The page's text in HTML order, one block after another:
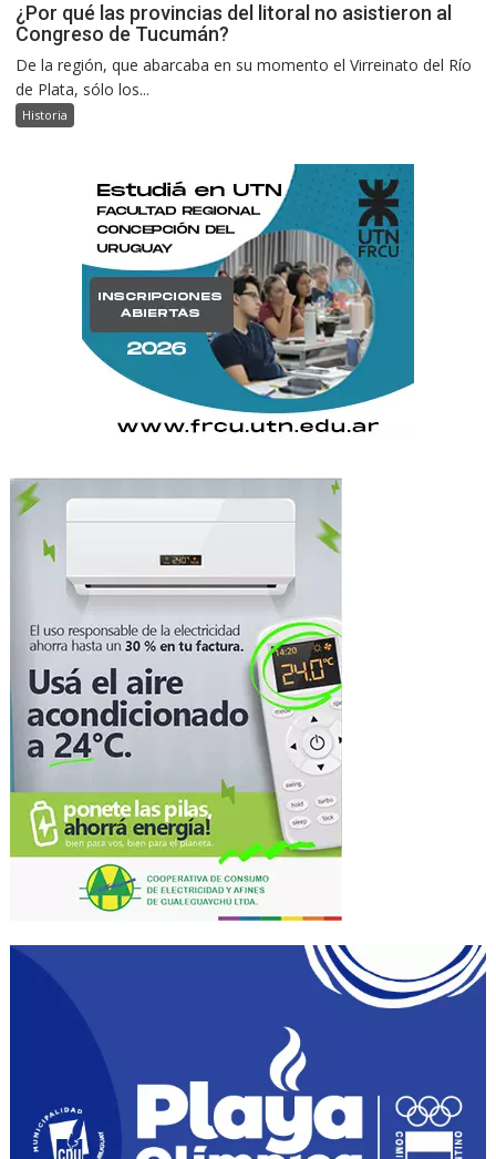
¿Por qué las provincias del litoral no asistieron al
Congreso de Tucumán?
De la región, que abarcaba en su momento el Virreinato del Río
de Plata, sólo los...
Historia